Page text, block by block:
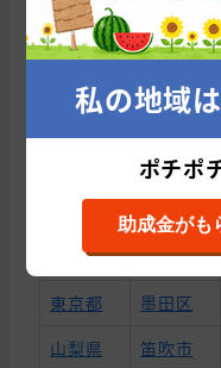
均施工金額は
山梨県
中央市
狭山市
加須市
東京都
杉並区
東京都
墨田区
山梨県
笛吹市
私の地域
ポチポ
助成金がも